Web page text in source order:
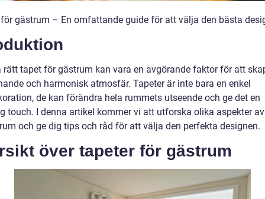
gästrum – En omfattande guide för att välja den bästa
rätt tapet för gästrum kan vara en avgörande faktor för att
och harmonisk atmosfär. Tapeter är inte bara en enkel
de kan förändra hela rummets utseende och ge det en
touch. I denna artikel kommer vi att utforska olika aspekter
och ge dig tips och råd för att välja den perfekta designen.
över tapeter för gästrum